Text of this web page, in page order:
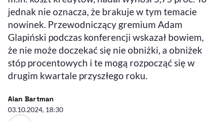
jednak nie oznacza, że brakuje w tym temacie
nowinek. Przewodniczący gremium Adam
Glapiński podczas konferencji wskazał bowiem,
że nie może doczekać się nie obniżki, a obniżek
stóp procentowych i te mogą rozpocząć się w
drugim kwartale przyszłego roku.
Alan Bartman- autor artykułu - profil
03.10.2024, 18:30